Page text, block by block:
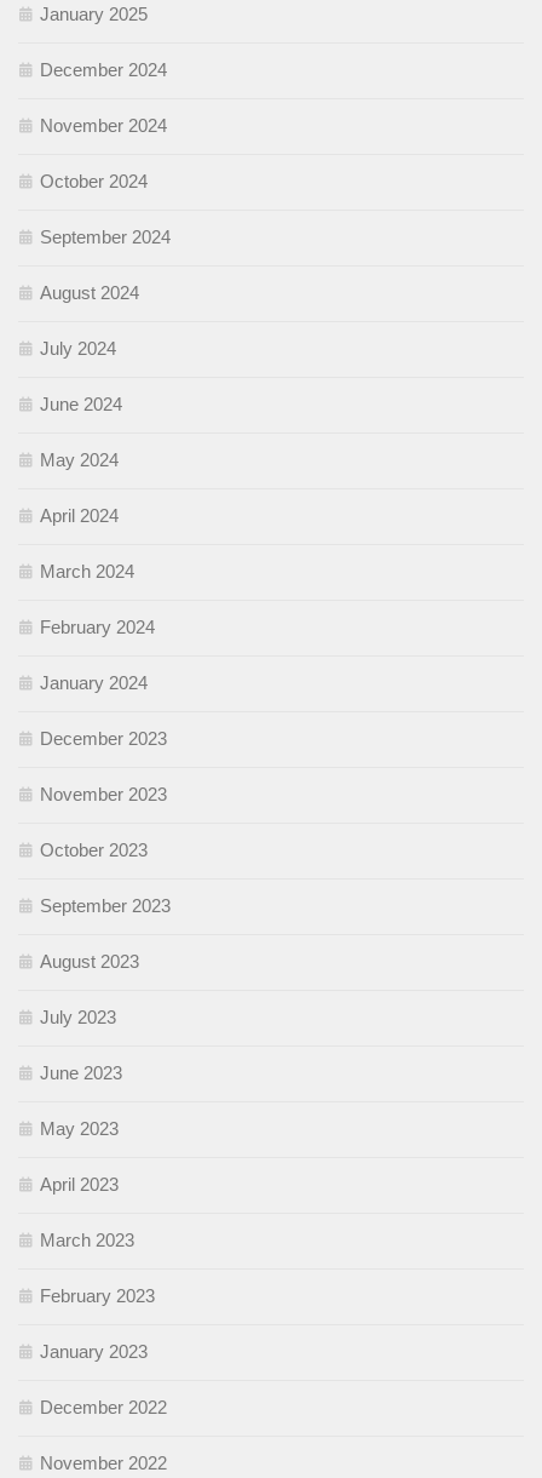
January 2025
December 2024
November 2024
October 2024
September 2024
August 2024
July 2024
June 2024
May 2024
April 2024
March 2024
February 2024
January 2024
December 2023
November 2023
October 2023
September 2023
August 2023
July 2023
June 2023
May 2023
April 2023
March 2023
February 2023
January 2023
December 2022
November 2022